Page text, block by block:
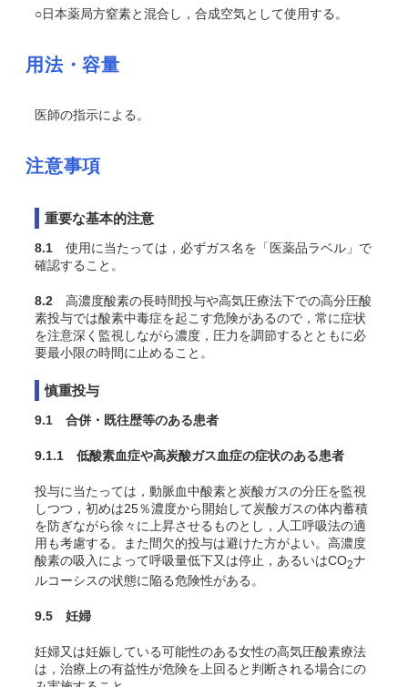
○日本薬局方窒素と混合し，合成空気として使用する。
用法・容量
医師の指示による。
注意事項
重要な基本的注意
8.1 使用に当たっては，必ずガス名を「医薬品ラベル」で
確認すること。
8.2 高濃度酸素の長時間投与や高気圧療法下での高分圧酸
素投与では酸素中毒症を起こす危険があるので，常に症状
を注意深く監視しながら濃度，圧力を調節するとともに必
要最小限の時間に止めること。
慎重投与
9.1 合併・既往歴等のある患者
9.1.1 低酸素血症や高炭酸ガス血症の症状のある患者
投与に当たっては，動脈血中酸素と炭酸ガスの分圧を監視
しつつ，初めは25％濃度から開始して炭酸ガスの体内蓄積
を防ぎながら徐々に上昇させるものとし，人工呼吸法の適
用も考慮する。また間欠的投与は避けた方がよい。高濃度
酸素の吸入によって呼吸量低下又は停止，あるいはCO2ナ
ルコーシスの状態に陥る危険性がある 。
9.5 妊婦
妊婦又は妊娠している可能性のある女性の高気圧酸素療法
は，治療上の有益性が危険を上回ると判断される場合にの